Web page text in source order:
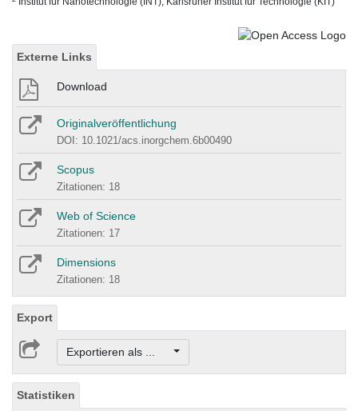
Externe Links
Download
Originalveröffentlichung
DOI: 10.1021/acs.inorgchem.6b00490
Scopus
Zitationen: 18
Web of Science
Zitationen: 17
Dimensions
Zitationen: 18
Export
Exportieren als ...
Statistiken